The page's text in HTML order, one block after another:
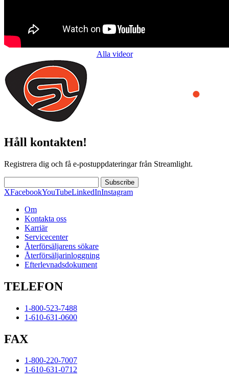
Alla videor
Håll kontakten!
Registrera dig och få e-postuppdateringar från Streamlight.
Subscribe
XFacebookYouTubeLinkedInInstagram
Om
Kontakta oss
Karriär
Servicecenter
Återförsäljarens sökare
Återförsäljarinloggning
Efterlevnadsdokument
TELEFON
1-800-523-7488
1-610-631-0600
FAX
1-800-220-7007
1-610-631-0712